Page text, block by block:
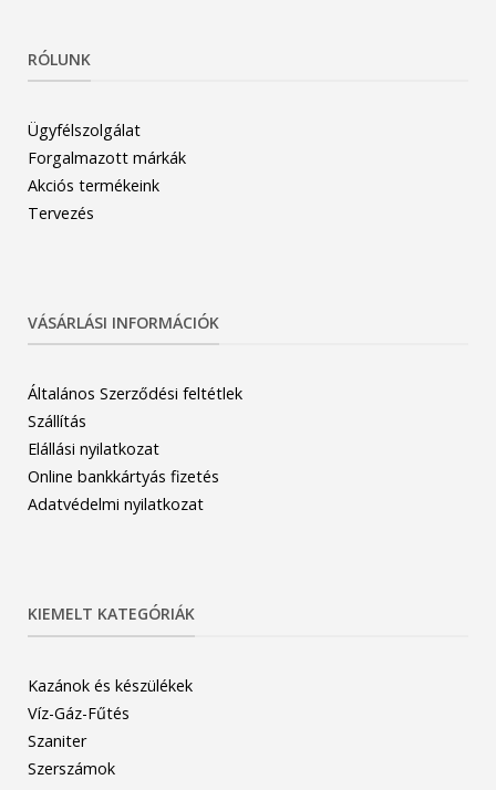
RÓLUNK
Ügyfélszolgálat
Forgalmazott márkák
Akciós termékeink
Tervezés
VÁSÁRLÁSI INFORMÁCIÓK
Általános Szerződési feltétlek
Szállítás
Elállási nyilatkozat
Online bankkártyás fizetés
Adatvédelmi nyilatkozat
KIEMELT KATEGÓRIÁK
Kazánok és készülékek
Víz-Gáz-Fűtés
Szaniter
Szerszámok